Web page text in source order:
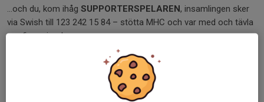
...och du, kom ihåg SUPPORTERSPELAREN, insamlingen sker
via Swish till 123 242 15 84 – stötta MHC och var med och tävla
om fina priser!